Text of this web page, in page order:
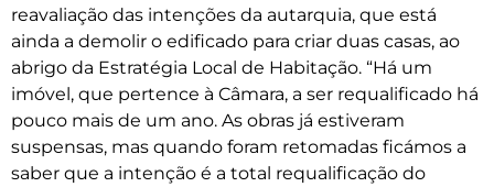
reavaliação das intenções da autarquia, que está
ainda a demolir o edificado para criar duas casas, ao
abrigo da Estratégia Local de Habitação. “Há um
imóvel, que pertence à Câmara, a ser requalificado há
pouco mais de um ano. As obras já estiveram
suspensas, mas quando foram retomadas ficámos a
saber que a intenção é a total requalificação do